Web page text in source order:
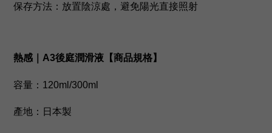
保存方法：放置陰涼處，避免陽光直接照射
熱感｜A3後庭潤滑液【商品規格】
容量：120ml/300ml
產地：日本製